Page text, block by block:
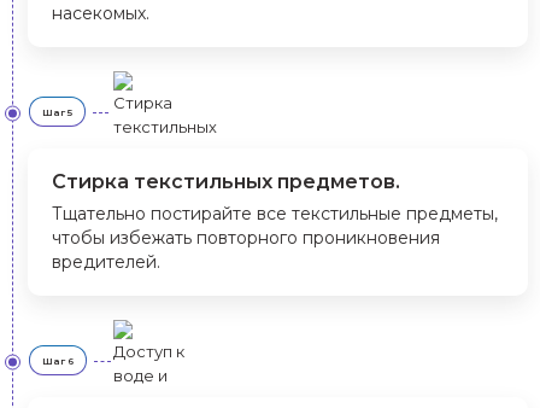
насекомых.
Шаг 5
Стирка текстильных предметов.
Тщательно постирайте все текстильные предметы,
чтобы избежать повторного проникновения
вредителей.
Шаг 6